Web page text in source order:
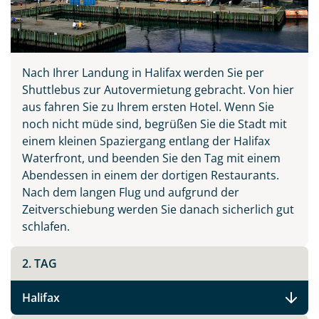
Nach Ihrer Landung in Halifax werden Sie per
Shuttlebus zur Autovermietung gebracht. Von hier
aus fahren Sie zu Ihrem ersten Hotel. Wenn Sie
noch nicht müde sind, begrüßen Sie die Stadt mit
einem kleinen Spaziergang entlang der Halifax
Waterfront, und beenden Sie den Tag mit einem
Abendessen in einem der dortigen Restaurants.
Nach dem langen Flug und aufgrund der
Zeitverschiebung werden Sie danach sicherlich gut
schlafen.
2. TAG
Halifax